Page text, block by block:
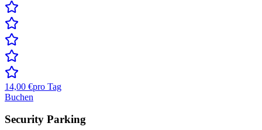
14,00 €pro Tag
Buchen
Security Parking